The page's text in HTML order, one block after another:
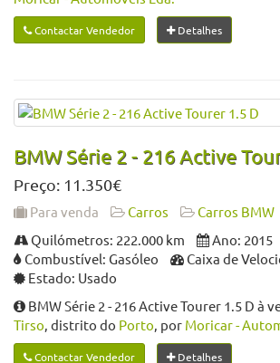
Contactar Vendedor Detalhes
BMW Série 2 - 216 Active
Preço: 11.350€
Para venda Carros
Carros BMW
Quilómetros: 222.000 km
Ano: 2015
Combustível: Gasóleo
Caixa de
Estado: Usado
BMW Série 2 - 216 Active Tourer 1.5 D à
Tirso, distrito do Porto, por Moricar -
Contactar Vendedor Detalhes